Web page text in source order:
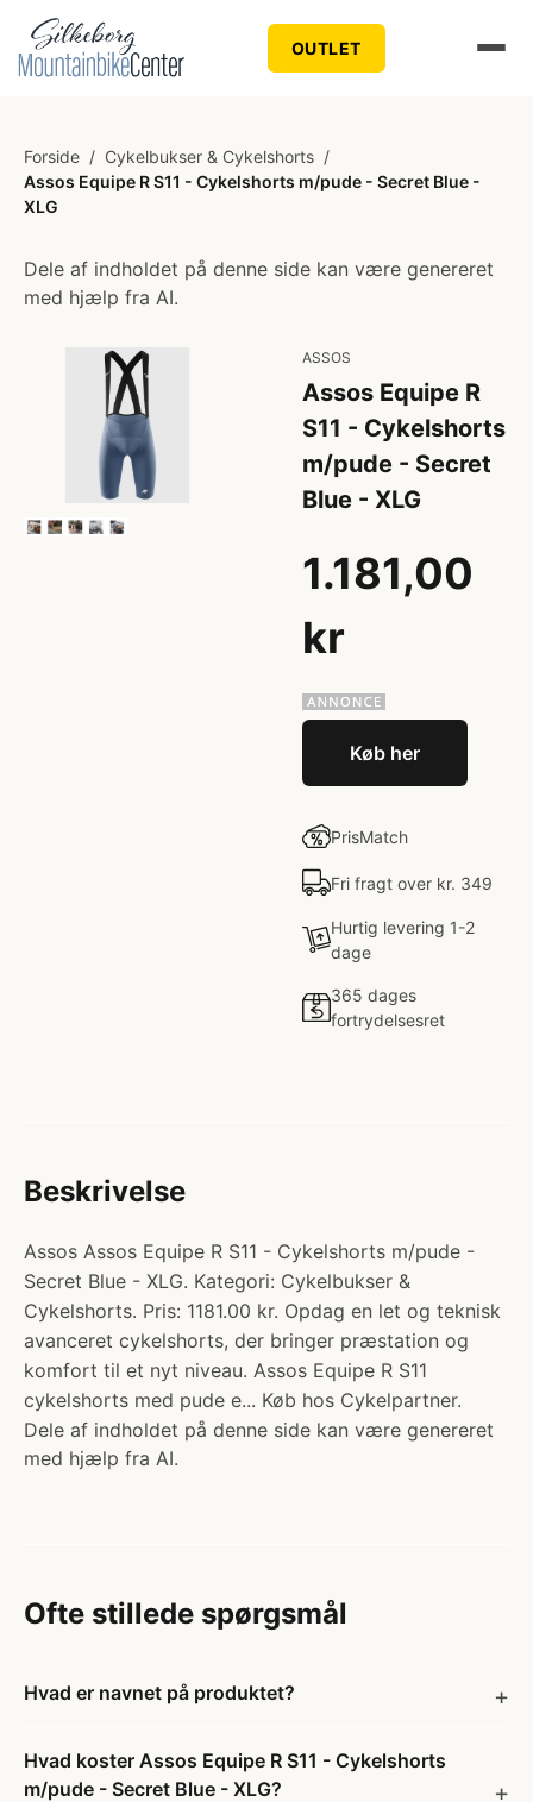
OUTLET
Forside / Cykelbukser & Cykelshorts /
Assos Equipe R S11 - Cykelshorts m/pude - Secret Blue -
XLG
Dele af indholdet på denne side kan være genereret
med hjælp fra AI.
ASSOS
Assos Equipe R
S11 - Cykelshorts
m/pude - Secret
Blue - XLG
1.181,00
kr
Køb her
PrisMatch
Fri fragt over kr. 349
Hurtig levering 1-2
dage
365 dages
fortrydelsesret
Beskrivelse
Assos Assos Equipe R S11 - Cykelshorts m/pude -
Secret Blue - XLG. Kategori: Cykelbukser &
Cykelshorts. Pris: 1181.00 kr. Opdag en let og teknisk
avanceret cykelshorts, der bringer præstation og
komfort til et nyt niveau. Assos Equipe R S11
cykelshorts med pude e... Køb hos Cykelpartner.
Dele af indholdet på denne side kan være genereret
med hjælp fra AI.
Ofte stillede spørgsmål
Hvad er navnet på produktet?
Hvad koster Assos Equipe R S11 - Cykelshorts
m/pude - Secret Blue - XLG?